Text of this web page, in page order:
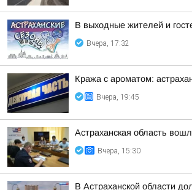
В выходные жителей и
Вчера, 17:32
Кража с ароматом:
Вчера, 19:45
Астраханская область
Вчера, 15:30
В Астраханской области